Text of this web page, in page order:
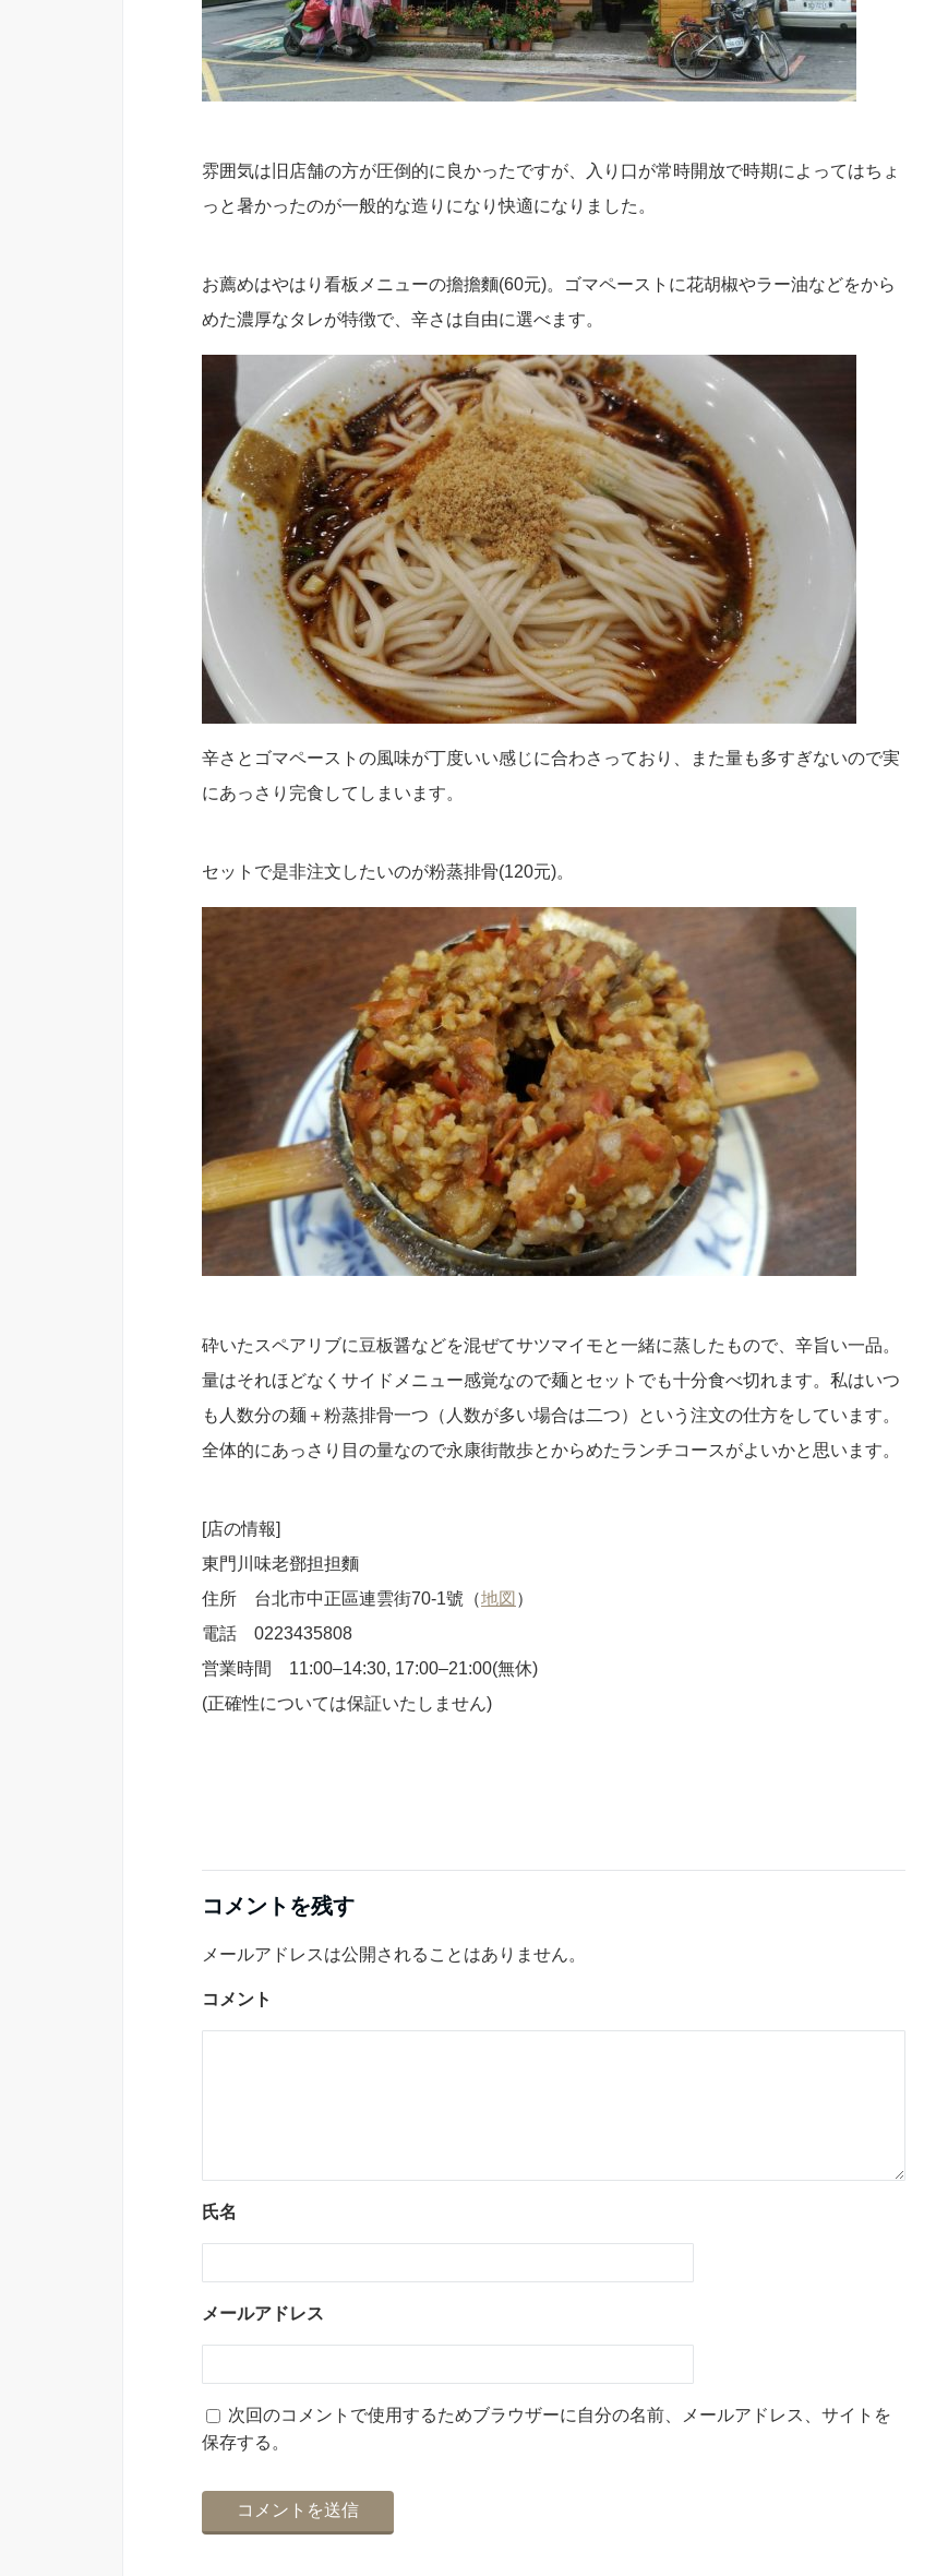
雰囲気は旧店舗の方が圧倒的に良かったですが、入り口が常時開放で時期によってはちょ
っと暑かったのが一般的な造りになり快適になりました。
お薦めはやはり看板メニューの擔擔麵(60元)。ゴマペーストに花胡椒やラー油などをから
めた濃厚なタレが特徴で、辛さは自由に選べます。
辛さとゴマペーストの風味が丁度いい感じに合わさっており、また量も多すぎないので実
にあっさり完食してしまいます。
セットで是非注文したいのが粉蒸排骨(120元)。
砕いたスペアリブに豆板醤などを混ぜてサツマイモと一緒に蒸したもので、辛旨い一品。
量はそれほどなくサイドメニュー感覚なので麺とセットでも十分食べ切れます。私はいつ
も人数分の麺＋粉蒸排骨一つ（人数が多い場合は二つ）という注文の仕方をしています。
全体的にあっさり目の量なので永康街散歩とからめたランチコースがよいかと思います。
[店の情報]
東門川味老鄧担担麵
住所 台北市中正區連雲街70-1號（地図 ）
電話 0223435808
営業時間 11:00–14:30, 17:00–21:00(無休)
(正確性については保証いたしません)
コメントを残す
メールアドレスは公開されることはありません。
コメント
氏名
メールアドレス
次回のコメントで使用するためブラウザーに自分の名前、メールアドレス、サイトを
保存する。